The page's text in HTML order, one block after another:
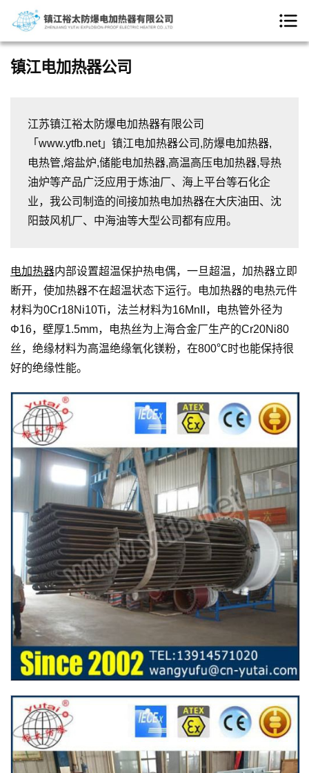
镇江电加热器公司
江苏镇江裕太防爆电加热器有限公司
「www.ytfb.net」镇江电加热器公司,防爆电加热器,
电热管,熔盐炉,储能电加热器,高温高压电加热器,导热
油炉等产品广泛应用于炼油厂、海上平台等石化企
业，我公司制造的间接加热电加热器在大庆油田、沈
阳鼓风机厂、中海油等大型公司都有应用。
电加热器内部设置超温保护热电偶，一旦超温，加热器立即
断开，使加热器不在超温状态下运行。电加热器的电热元件
材料为0Cr18Ni10Ti，法兰材料为16MnII，电热管外径为
Φ16，壁厚1.5mm，电热丝为上海合金厂生产的Cr20Ni80
丝，绝缘材料为高温绝缘氧化镁粉，在800℃时也能保持很
好的绝缘性能。